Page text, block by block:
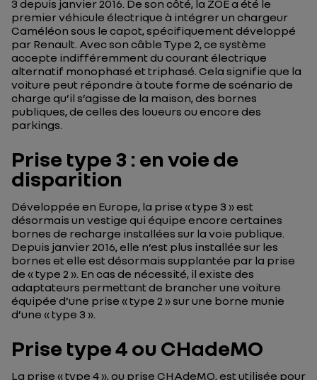
3 depuis janvier 2016. De son côté, la ZOE a été le
premier véhicule électrique à intégrer un chargeur
Caméléon sous le capot, spécifiquement développé
par Renault. Avec son câble Type 2, ce système
accepte indifféremment du courant électrique
alternatif monophasé et triphasé. Cela signifie que la
voiture peut répondre à toute forme de scénario de
charge qu’il s’agisse de la maison, des bornes
publiques, de celles des loueurs ou encore des
parkings.
Prise type 3 : en voie de
disparition
Développée en Europe, la prise « type 3 » est
désormais un vestige qui équipe encore certaines
bornes de recharge installées sur la voie publique.
Depuis janvier 2016, elle n’est plus installée sur les
bornes et elle est désormais supplantée par la prise
de « type 2 ». En cas de nécessité, il existe des
adaptateurs permettant de brancher une voiture
équipée d’une prise « type 2 » sur une borne munie
d’une « type 3 ».
Prise type 4 ou CHadeMO
La prise « type 4 », ou prise CHAdeMO, est utilisée pour